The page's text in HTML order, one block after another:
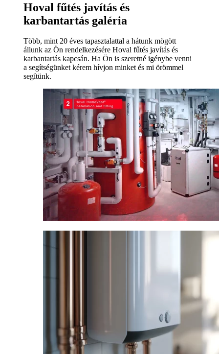
Hoval fűtés javítás és
karbantartás galéria
Több, mint 20 éves tapasztalattal a hátunk mögött
állunk az Ön rendelkezésére Hoval fűtés javítás és
karbantartás kapcsán. Ha Ön is szeretné igénybe venni
a segítségünket kérem hívjon minket és mi örömmel
segítünk.